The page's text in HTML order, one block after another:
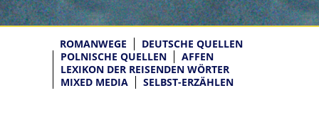
ROMANWEGE
DEUTSCHE QUELLEN
POLNISCHE QUELLEN
AFFEN
LEXIKON DER REISENDEN WÖRTER
MIXED MEDIA
SELBST-ERZÄHLEN